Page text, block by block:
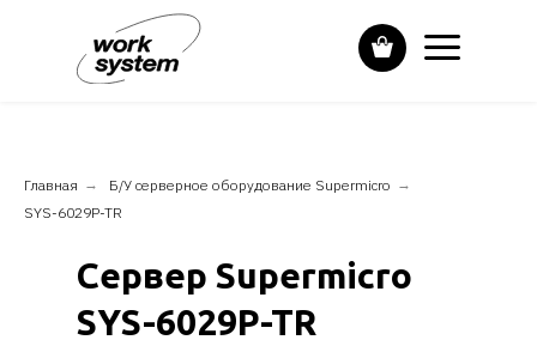
Главная → Б/У серверное оборудование Supermicro →
SYS-6029P-TR
Сервер Supermicro
SYS-6029P-TR